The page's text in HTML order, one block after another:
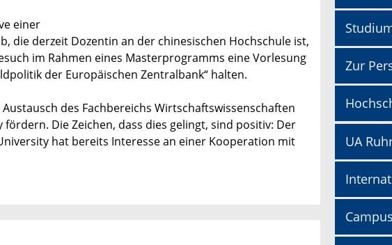
einer
die derzeit Dozentin an der chinesischen Hochschule ist,
im Rahmen eines Masterprogramms eine Vorlesung
der Europäischen Zentralbank“ halten.
des Fachbereichs Wirtschaftswissenschaften
Die Zeichen, dass dies gelingt, sind positiv: Der
hat bereits Interesse an einer Kooperation mit
Zur
UA
Campus